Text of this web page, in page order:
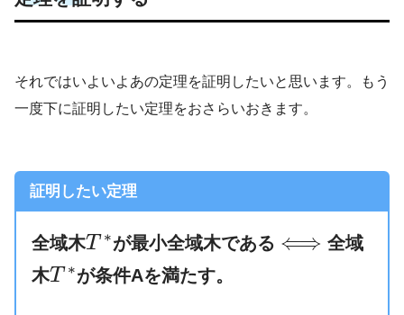
それではいよいよあの定理を証明したいと思います。もう
一度下に証明したい定理をおさらいおきます。
証明したい定理
全域木T ∗が最小全域木である ⟺ 全域
木T ∗が条件Aを満たす。